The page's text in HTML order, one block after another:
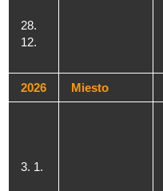
28.
12.
2026 Miesto
3. 1.